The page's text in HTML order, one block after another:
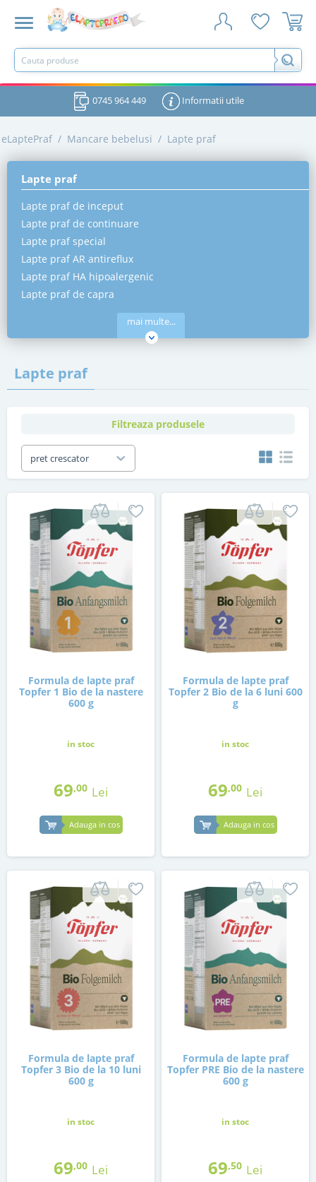
0745 964 449 Informatii utile
eLaptePraf / Mancare bebelusi / Lapte praf
Lapte praf
Lapte praf de inceput
Lapte praf de continuare
Lapte praf special
Lapte praf AR antireflux
Lapte praf HA hipoalergenic
Lapte praf de capra
mai multe...
Lapte praf
Filtreaza produsele
pret crescator
Formula de lapte praf
Topfer 1 Bio de la nastere
600 g
in stoc
69,00 Lei
Adauga in cos
Formula de lapte praf
Topfer 2 Bio de la 6 luni 600
g
in stoc
69,00 Lei
Adauga in cos
Formula de lapte praf
Topfer 3 Bio de la 10 luni
600 g
in stoc
69,00 Lei
Formula de lapte praf
Topfer PRE Bio de la nastere
600 g
in stoc
69,50 Lei